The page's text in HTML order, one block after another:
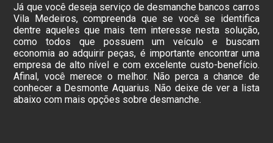
Já que você deseja serviço de desmanche bancos carros
Vila Medeiros, compreenda que se você se identifica
dentre aqueles que mais tem interesse nesta solução,
como todos que possuem um veículo e buscam
economia ao adquirir peças, é importante encontrar uma
empresa de alto nível e com excelente custo-benefício.
Afinal, você merece o melhor. Não perca a chance de
conhecer a Desmonte Aquarius. Não deixe de ver a lista
abaixo com mais opções sobre desmanche.